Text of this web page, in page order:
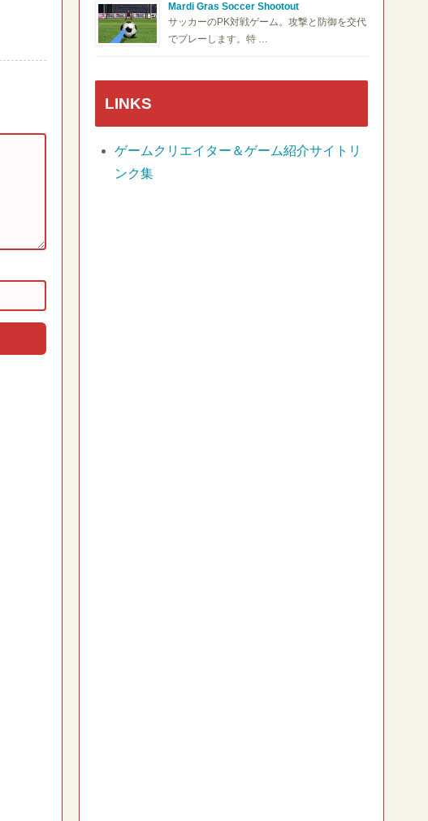
Mardi Gras Soccer Shootout
サッカーのPK対戦ゲーム。攻撃と防御を交代
でプレーします。特 …
LINKS
ゲームクリエイター＆ゲーム紹介サイトリ
ンク集